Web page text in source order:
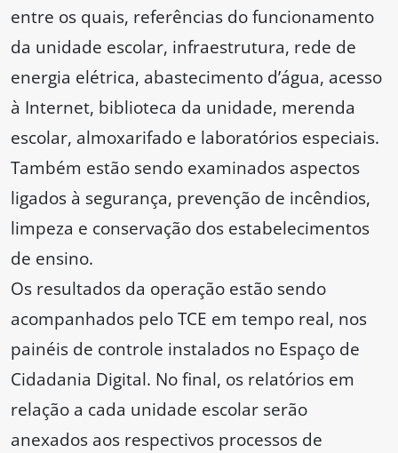
entre os quais, referências do funcionamento
da unidade escolar, infraestrutura, rede de
energia elétrica, abastecimento d’água, acesso
à Internet, biblioteca da unidade, merenda
escolar, almoxarifado e laboratórios especiais.
Também estão sendo examinados aspectos
ligados à segurança, prevenção de incêndios,
limpeza e conservação dos estabelecimentos
de ensino.
Os resultados da operação estão sendo
acompanhados pelo TCE em tempo real, nos
painéis de controle instalados no Espaço de
Cidadania Digital. No final, os relatórios em
relação a cada unidade escolar serão
anexados aos respectivos processos de